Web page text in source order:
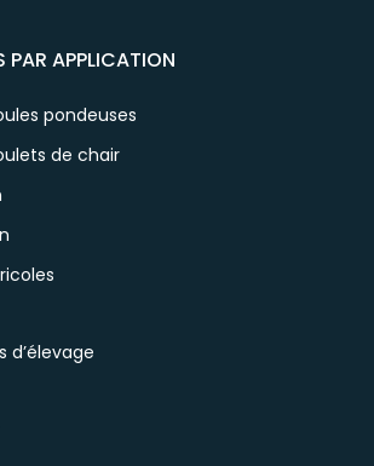
PAR APPLICATION
pondeuses
de chair
d’élevage